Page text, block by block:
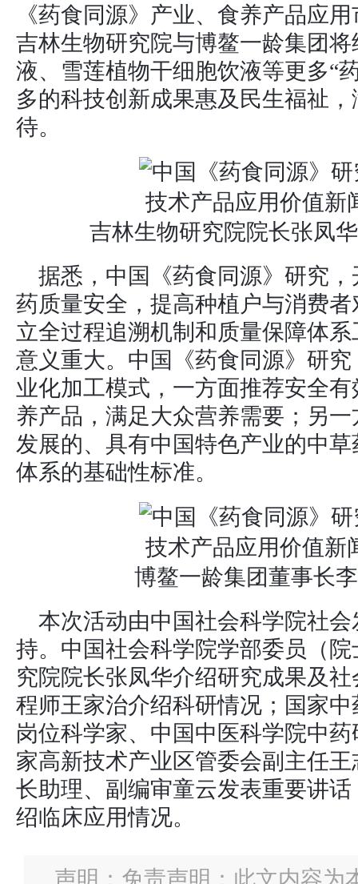
《药食同源》产业、食养产品应
吉林生物研究院与博鳌一龄集团
液、雪莲植物干细胞饮液等更多“
多的科技创新成果惠及民生福祉
待。
吉林生物研究院院长张凤
据悉，中国《药食同源》研究
药质量安全，提高种植户与消费
立全过程追溯机制和质量保障体
意义重大。中国《药食同源》研
业化加工模式，一方面推荐安全
养产品，满足大众营养需要；另
发展的、具有中国特色产业的中
体系的基础性标准。
博鳌一龄集团董事长
本次活动由中国社会科学院社
持。中国社会科学院学部委员（
究院院长张凤华介绍研究成果及
程师王家治介绍科研情况；国家
岗位科学家、中国中医科学院中
家高新技术产业区管委会副主任
长助理、副编审童云发表重要讲
绍临床应用情况。
声明：免责声明：此文内容为